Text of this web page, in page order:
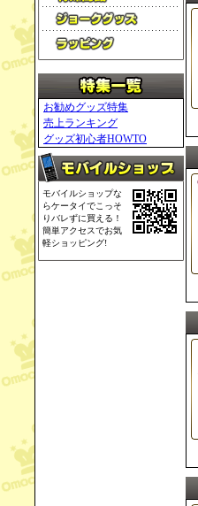
お勧めグッズ特集
売上ランキング
グッズ初心者HOWTO
モバイルショップな
らケータイでこっそ
りバレずに買える！
簡単アクセスでお気
軽ショッピング!